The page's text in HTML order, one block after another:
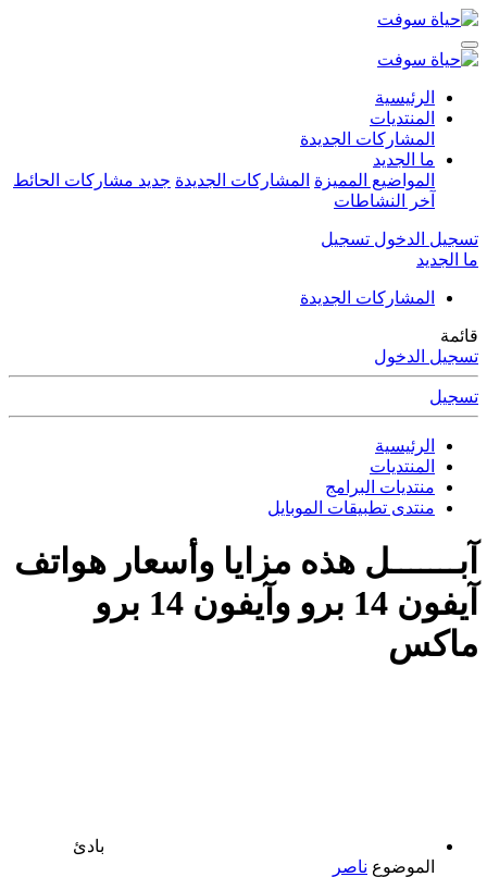
الرئيسية
المنتديات
المشاركات الجديدة
ما الجديد
المواضيع المميزة المشاركات الجديدة جديد مشاركات الحائط
آخر النشاطات
تسجيل الدخول تسجيل
ما الجديد
المشاركات الجديدة
قائمة
تسجيل الدخول
تسجيل
الرئيسية
المنتديات
منتديات البرامج
منتدى تطبيقات الموبايل
آبـــــــل هذه مزايا وأسعار هواتف
آيفون 14 برو وآيفون 14 برو
ماكس
بادئ
الموضوع ناصر